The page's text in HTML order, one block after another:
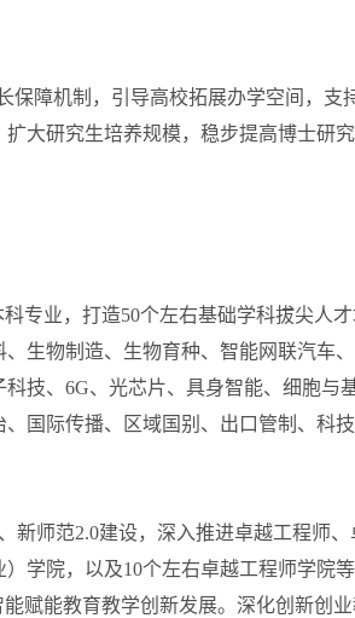
障机制，引导高校拓展办学空间，支
大研究生培养规模，稳步提高博士研
专业，打造50个左右基础学科拔尖人
生物制造、生物育种、智能网联汽车
技、6G、光芯片、具身智能、细胞与
国际传播、区域国别、出口管制、科
师范2.0建设，深入推进卓越工程师、
学院，以及10个左右卓越工程师学院
赋能教育教学创新发展。深化创新创